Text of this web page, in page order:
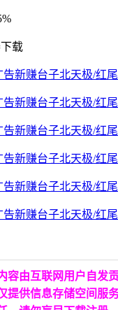
载
容由互联网用户自发
提供信息存储空间服